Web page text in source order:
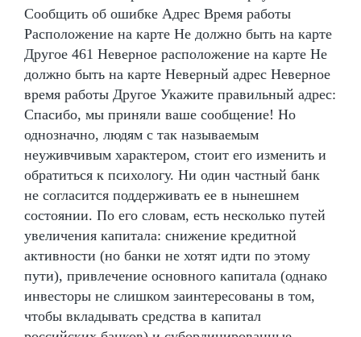
Сообщить об ошибке Адрес Время работы
Расположение на карте Не должно быть на карте
Другое 461 Неверное расположение на карте Не
должно быть на карте Неверный адрес Неверное
время работы Другое Укажите правильный адрес:
Спасибо, мы приняли ваше сообщение! Но
однозначно, людям с так называемым
неуживчивым характером, стоит его изменить и
обратиться к психологу. Ни один частный банк
не согласится поддерживать ее в нынешнем
состоянии. По его словам, есть несколько путей
увеличения капитала: снижение кредитной
активности (но банки не хотят идти по этому
пути), привлечение основного капитала (однако
инвесторы не слишком заинтересованы в том,
чтобы вкладывать средства в капитал